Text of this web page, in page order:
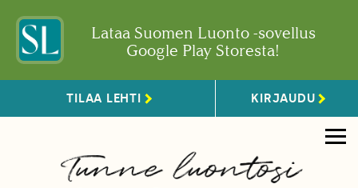
Lataa Suomen Luonto -sovellus
Google Play Storesta!
TILAA LEHTI KIRJAUDU